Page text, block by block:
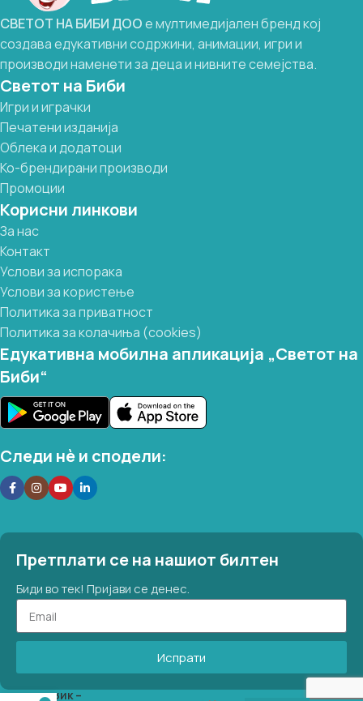
СВЕТОТ НАБИБИ ДООе мултимедијален бренд кој
создава едукативни содржини, анимации, игри и
производи наменети за деца и нивните семејства.
Светот на Биби
Игри и играчки
Печатени изданија
Облека и додатоци
Ко-брендирани производи
Промоции
Корисни линкови
За нас
Контакт
Услови за испорака
Услови за користење
Политика за приватност
Политика за колачиња (cookies)
Едукативна мобилна апликација „Светот на
Биби“
Следи нѐ и сподели:
Претплати се на нашиот билтен
Биди во тек! Пријави се денес.
Испрати
Зик –